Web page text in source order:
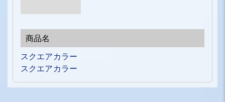
スクエアカラー
スクエアカラー